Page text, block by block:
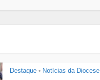
Destaque • Notícias da Diocese